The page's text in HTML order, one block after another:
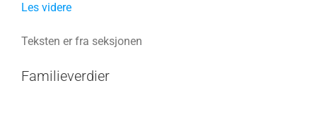
Les videre
Teksten er fra seksjonen
Familieverdier